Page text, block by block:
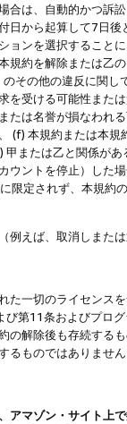
合は、自動的かつ訴
日から起算して7日
ョンを選択するこ
規約を解除または乙
その他の違反に関
を受ける可能性また
たは名誉が損なわれ
(f) 本規約または本
または乙と関係が
ウントを停止）した
限定されず、本規
例えば、取消しまた
た一切のライセンス
第11条およびプロ
の解除後も存続する
るものではありませ
アマゾン・サイト上